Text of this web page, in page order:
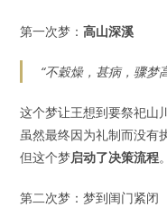
第一次梦：高山深溪
“不穀燥，甚病，骤梦
这个梦让王想到要祭祀山川
虽然最终因为礼制而没有
但这个梦启动了决策流程。
第二次梦：梦到闺门紧闭